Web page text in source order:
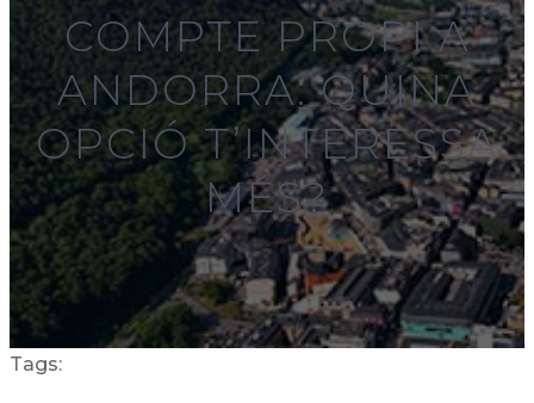
COMPTE PROPI A
ANDORRA: QUINA
OPCIÓ T’INTERESSA
MÉS?
Tags: